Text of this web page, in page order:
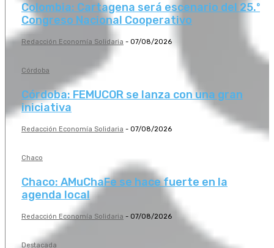
Colombia: Cartagena será escenario del 25.º
Congreso Nacional Cooperativo
Redacción Economía Solidaria - 07/08/2026
Córdoba
Córdoba: FEMUCOR se lanza con una gran
iniciativa
Redacción Economía Solidaria - 07/08/2026
Chaco
Chaco: AMuChaFe se hace fuerte en la
agenda local
Redacción Economía Solidaria - 07/08/2026
Destacada